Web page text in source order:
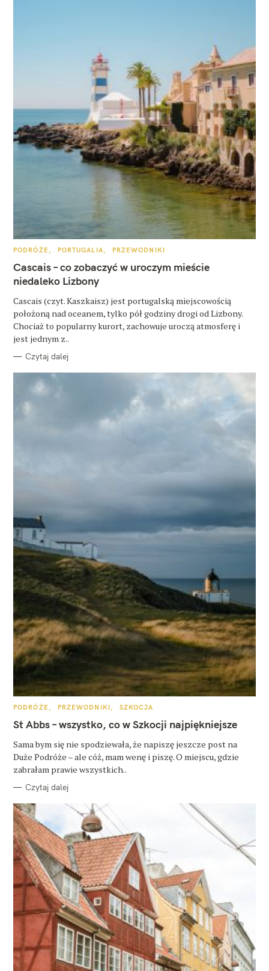
K
T
E
G
O
I
E
PODRÓŻE PORTUGALIA PRZEWODNIKI
Cascais – co zobaczyć w uroczym mieście
niedaleko Lizbony
Cascais (czyt. Kaszkaisz) jest portugalską miejscowością
położoną nad oceanem, tylko pół godziny drogi od Lizbony.
Chociaż to popularny kurort, zachowuje uroczą atmosferę i
jest jednym z..
Czytaj dalej
K
T
E
O
R
I
PODRÓŻE PRZEWODNIKI SZKOCJA
St Abbs – wszystko, co w Szkocji najpiękniejsze
Sama bym się nie spodziewała, że napiszę jeszcze post na
Duże Podróże – ale cóż, mam wenę i piszę. O miejscu, gdzie
zabrałam prawie wszystkich..
Czytaj dalej
W
y
a
j
: